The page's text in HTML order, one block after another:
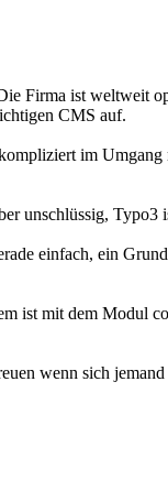
Firma ist weltweit
CMS auf.
im Umgang
unschlüssig, Typo3
einfach, ein
ist mit dem Modul
wenn sich